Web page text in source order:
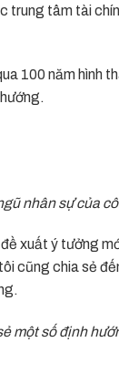
trung tâm tài
100 năm hình
nhân sự của
xuất ý tưởng
cũng chia sẻ
một số định